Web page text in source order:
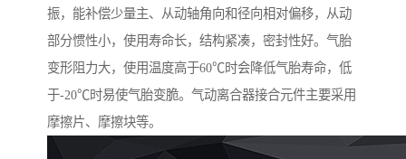
振，能补偿少量主、从动轴角向和径向相对偏移，从动
部分惯性小，使用寿命长，结构紧凑，密封性好。气胎
变形阻力大，使用温度高于60℃时会降低气胎寿命，低
于-20℃时易使气胎变脆。气动离合器接合元件主要采用
摩擦片、摩擦块等。